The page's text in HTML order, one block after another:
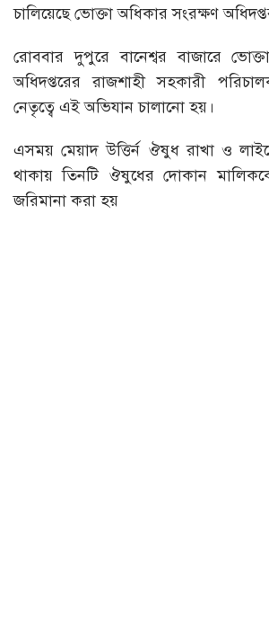
চালিয়েছে ভোক্তা অধিকার সংরক্ষণ
রোববার দুপুরে বানেশ্বর বাজারে
অধিদপ্তরের রাজশাহী সহকারী
নেতৃত্বে এই অভিযান চালানো হয়।
এসময় মেয়াদ উত্তির্ন ঔষুধ রাখা ও
থাকায় তিনটি ঔষুধের দোকান
জরিমানা করা হয়